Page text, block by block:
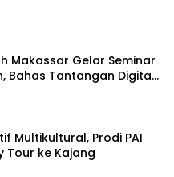
Makassar Gelar Seminar
Bahas Tantangan Digital
Multikultural, Prodi PAI
Tour ke Kajang